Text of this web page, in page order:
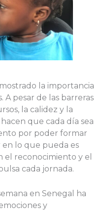
la importancia
A pesar de las barreras
la calidez y la
que cada día sea
por poder formar
en lo que pueda es
el reconocimiento y el
cada jornada.
en Senegal ha
y